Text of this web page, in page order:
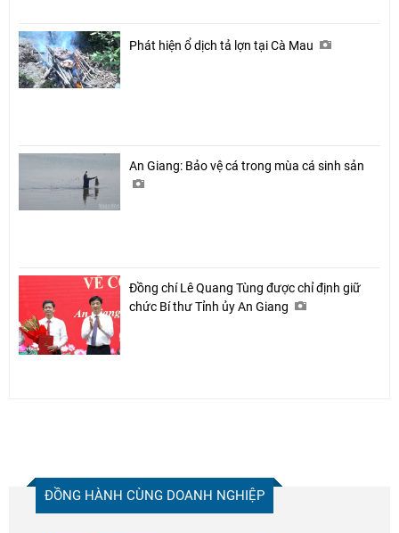
Phát hiện ổ dịch tả lợn tại Cà Mau
An Giang: Bảo vệ cá trong mùa cá sinh sản
Đồng chí Lê Quang Tùng được chỉ định giữ
chức Bí thư Tỉnh ủy An Giang
ĐỒNG HÀNH CÙNG DOANH NGHIỆP